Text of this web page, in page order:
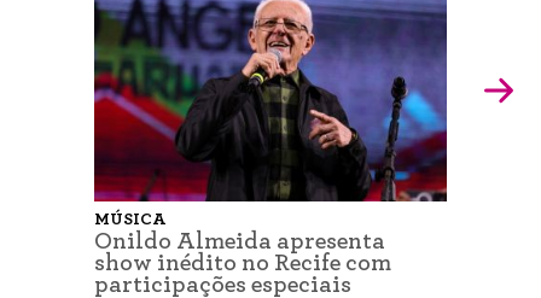
MÚSICA
Onildo Almeida apresenta
show inédito no Recife com
participações especiais